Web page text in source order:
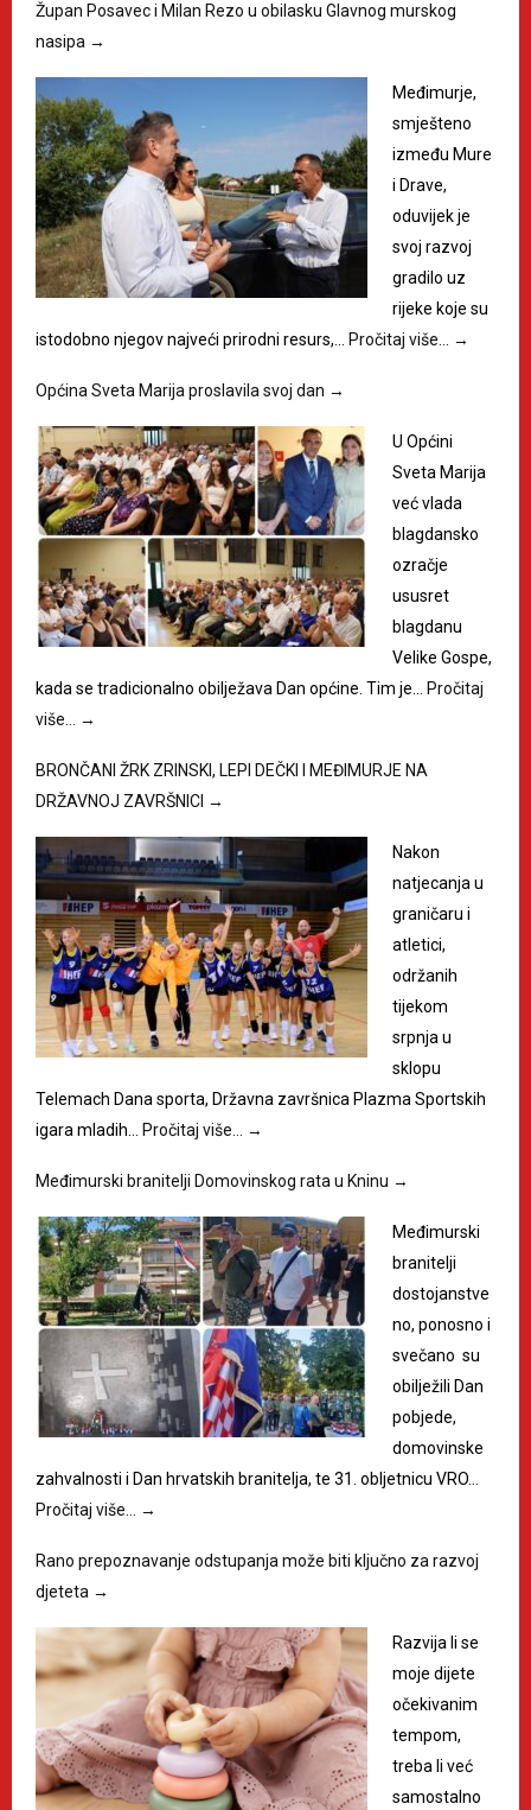
Župan Posavec i Milan Rezo u obilasku Glavnog murskog
nasipa →
Međimurje,
smješteno
između Mure
i Drave,
oduvijek je
svoj razvoj
gradilo uz
rijeke koje su
istodobno njegov najveći prirodni resurs,…
Pročitaj više… →
Općina Sveta Marija proslavila svoj dan →
U Općini
Sveta Marija
već vlada
blagdansko
ozračje
ususret
blagdanu
Velike Gospe,
kada se tradicionalno obilježava Dan općine. Tim je…
Pročitaj
više…
→
BRONČANI ŽRK ZRINSKI, LEPI DEČKI I MEĐIMURJE NA
DRŽAVNOJ ZAVRŠNICI →
Nakon
natjecanja u
graničaru i
atletici,
održanih
tijekom
srpnja u
sklopu
Telemach Dana sporta, Državna završnica Plazma Sportskih
igara mladih…
Pročitaj više… →
Međimurski branitelji Domovinskog rata u Kninu →
Međimurski
branitelji
dostojanstve
no, ponosno i
svečano su
obilježili Dan
pobjede,
domovinske
zahvalnosti i Dan hrvatskih branitelja, te 31. obljetnicu VRO…
Pročitaj više…
→
Rano prepoznavanje odstupanja može biti ključno za razvoj
djeteta →
Razvija li se
moje dijete
očekivanim
tempom,
treba li već
samostalno